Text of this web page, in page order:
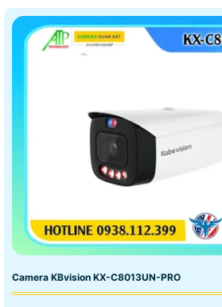
Camera KBvision KX-C8013UN-PRO